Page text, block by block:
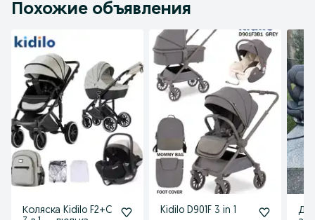
Похожие объявления
Коляска Kidilo F2+C
Kidilo D901F 3 in 1